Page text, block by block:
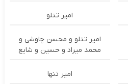
امیر تتلو
امیر تتلو و محسن چاوشی و
محمد میراد و حسین و شایع
امیر تنها